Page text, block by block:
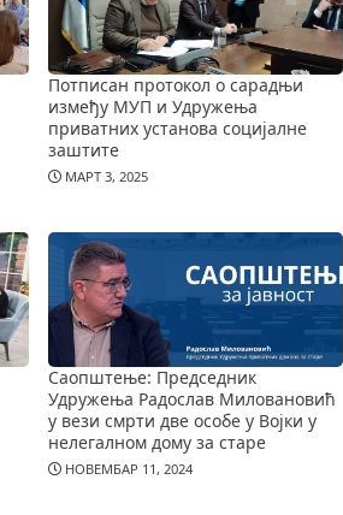
Потписан протокол о сарадњи
између МУП и Удружења
приватних установа социјалне
заштите
МАРТ 3, 2025
Саопштење: Председник
Удружења Радослав Миловановић
у вези смрти две особе у Војки у
нелегалном дому за старе
НОВЕМБАР 11, 2024